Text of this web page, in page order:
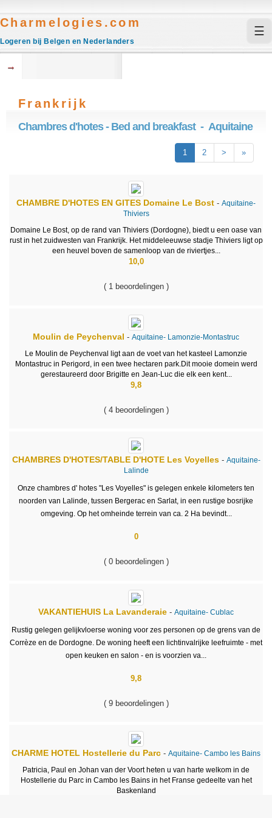
Charmelogies.com
Logeren bij Belgen en Nederlanders
☰
→
Frankrijk
Chambres d'hotes - Bed and breakfast - Aquitaine
1 2 > »
CHAMBRE D'HOTES EN GITES Domaine Le Bost - Aquitaine-
Thiviers
Domaine Le Bost, op de rand van Thiviers (Dordogne), biedt u een oase van
rust in het zuidwesten van Frankrijk. Het middeleeuwse stadje Thiviers ligt op
een heuvel boven de samenloop van de riviertjes...
10,0
( 1 beoordelingen )
Moulin de Peychenval - Aquitaine- Lamonzie-Montastruc
Le Moulin de Peychenval ligt aan de voet van het kasteel Lamonzie
Montastruc in Perigord, in een twee hectaren park.Dit mooie domein werd
gerestaureerd door Brigitte en Jean-Luc die elk een kent...
9,8
( 4 beoordelingen )
CHAMBRES D'HOTES/TABLE D'HOTE Les Voyelles - Aquitaine-
Lalinde
Onze chambres d' hotes "Les Voyelles" is gelegen enkele kilometers ten
noorden van Lalinde, tussen Bergerac en Sarlat, in een rustige bosrijke
omgeving. Op het omheinde terrein van ca. 2 Ha bevindt...
0
( 0 beoordelingen )
VAKANTIEHUIS La Lavanderaie - Aquitaine- Cublac
Rustig gelegen gelijkvloerse woning voor zes personen op de grens van de
Corrèze en de Dordogne. De woning heeft een lichtinvalrijke leefruimte - met
open keuken en salon - en is voorzien va...
9,8
( 9 beoordelingen )
CHARME HOTEL Hostellerie du Parc - Aquitaine- Cambo les Bains
Patricia, Paul en Johan van der Voort heten u van harte welkom in de
Hostellerie du Parc in Cambo les Bains in het Franse gedeelte van het
Baskenland